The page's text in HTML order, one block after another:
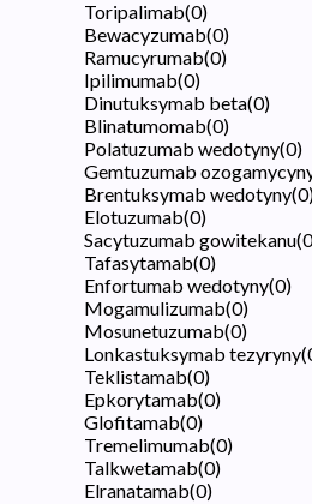
Toripalimab(0)
Bewacyzumab(0)
Ramucyrumab(0)
Ipilimumab(0)
Dinutuksymab beta(0)
Blinatumomab(0)
Polatuzumab wedotyny(0)
Gemtuzumab
Brentuksymab wedotyny(0
Elotuzumab(0)
Sacytuzumab gowitekanu(0
Tafasytamab(0)
Enfortumab wedotyny(0)
Mogamulizumab(0)
Mosunetuzumab(0)
Lonkastuksymab tezyryny(
Teklistamab(0)
Epkorytamab(0)
Glofitamab(0)
Tremelimumab(0)
Talkwetamab(0)
Elranatamab(0)